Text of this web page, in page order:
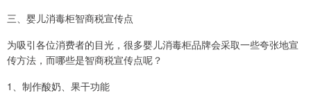
三、婴儿消毒柜智商税宣传点
为吸引各位消费者的目光，很多婴儿消毒柜品牌会采取一些夸张地宣
传方法，而哪些是智商税宣传点呢？
1、制作酸奶、果干功能